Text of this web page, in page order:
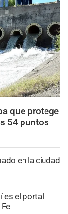
que protege
54 puntos
en la ciudad
es el portal